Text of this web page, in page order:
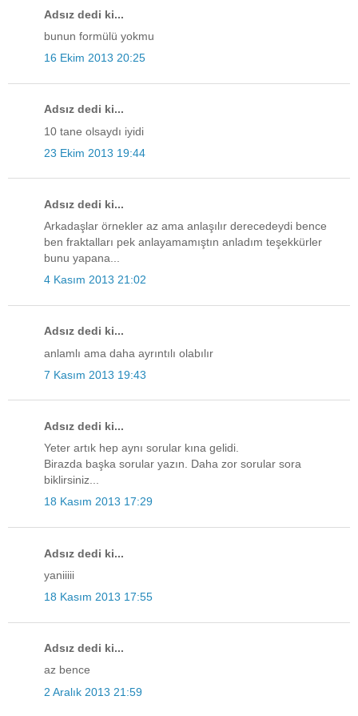
Adsız dedi ki...
bunun formülü yokmu
16 Ekim 2013 20:25
Adsız dedi ki...
10 tane olsaydı iyidi
23 Ekim 2013 19:44
Adsız dedi ki...
Arkadaşlar örnekler az ama anlaşılır derecedeydi bence
ben fraktalları pek anlayamamıştın anladım teşekkürler
bunu yapana...
4 Kasım 2013 21:02
Adsız dedi ki...
anlamlı ama daha ayrıntılı olabılır
7 Kasım 2013 19:43
Adsız dedi ki...
Yeter artık hep aynı sorular kına gelidi.
Birazda başka sorular yazın. Daha zor sorular sora
biklirsiniz...
18 Kasım 2013 17:29
Adsız dedi ki...
yaniiiii
18 Kasım 2013 17:55
Adsız dedi ki...
az bence
2 Aralık 2013 21:59